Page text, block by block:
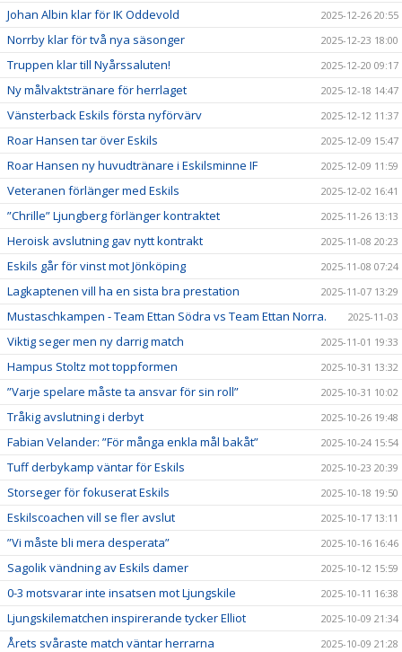
Johan Albin klar för IK Oddevold 2025-12-26 20:55
Norrby klar för två nya säsonger 2025-12-23 18:00
Truppen klar till Nyårssaluten! 2025-12-20 09:17
Ny målvaktstränare för herrlaget 2025-12-18 14:47
Vänsterback Eskils första nyförvärv 2025-12-12 11:37
Roar Hansen tar över Eskils 2025-12-09 15:47
Roar Hansen ny huvudtränare i Eskilsminne IF 2025-12-09 11:59
Veteranen förlänger med Eskils 2025-12-02 16:41
”Chrille” Ljungberg förlänger kontraktet 2025-11-26 13:13
Heroisk avslutning gav nytt kontrakt 2025-11-08 20:23
Eskils går för vinst mot Jönköping 2025-11-08 07:24
Lagkaptenen vill ha en sista bra prestation 2025-11-07 13:29
Mustaschkampen - Team Ettan Södra vs Team Ettan Norra. 2025-11-03
Viktig seger men ny darrig match 2025-11-01 19:33
Hampus Stoltz mot toppformen 2025-10-31 13:32
”Varje spelare måste ta ansvar för sin roll” 2025-10-31 10:02
Tråkig avslutning i derbyt 2025-10-26 19:48
Fabian Velander: ”För många enkla mål bakåt” 2025-10-24 15:54
Tuff derbykamp väntar för Eskils 2025-10-23 20:39
Storseger för fokuserat Eskils 2025-10-18 19:50
Eskilscoachen vill se fler avslut 2025-10-17 13:11
”Vi måste bli mera desperata” 2025-10-16 16:46
Sagolik vändning av Eskils damer 2025-10-12 15:59
0-3 motsvarar inte insatsen mot Ljungskile 2025-10-11 16:38
Ljungskilematchen inspirerande tycker Elliot 2025-10-09 21:34
Årets svåraste match väntar herrarna 2025-10-09 21:28